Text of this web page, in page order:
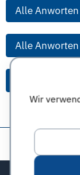
Wir
Alle
Alle
Alle Themen